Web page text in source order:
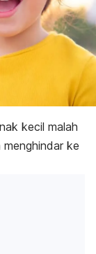
kecil malah
ke